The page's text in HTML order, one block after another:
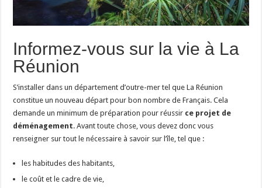
Informez-vous sur la vie à La
Réunion
S’installer dans un département d’outre-mer tel que La Réunion
constitue un nouveau départ pour bon nombre de Français. Cela
demande un minimum de préparation pour réussir ce projet de
déménagement. Avant toute chose, vous devez donc vous
renseigner sur tout le nécessaire à savoir sur l’île, tel que :
les habitudes des habitants,
le coût et le cadre de vie,